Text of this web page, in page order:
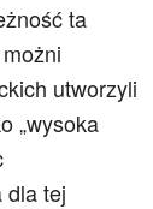
ta
utworzyli
„wysoka
dla tej